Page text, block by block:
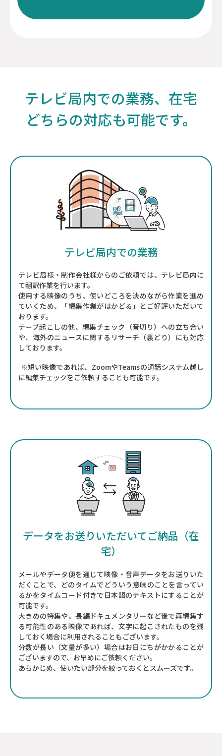
テレビ局内での業務、在宅
どちらの対応も可能です。
テレビ局内での業務
テレビ局様・制作会社様からのご依頼では、テレビ局内に
て翻訳作業を行います。
使用する映像のうち、使いどころを決めながら作業を進め
ていくため、
「編集作業がはかどる」とご好評いただいて
おります。
テープ起こしの他、編集チェック（音切り）への立ち合い
や、 海外のニュースに関するリサーチ（裏どり）にも対応
しております。
※短い映像であれば、ZoomやTeamsの通話システム越し
に編集チェックをご依頼することも可能です。
データをお送りいただいてご納品（在
宅）
メールやデータ便を通じて映像・音声データをお送りいた
だくことで、
どのタイムでどういう意味のことを言ってい
るかをタイムコード付きで日本語のテキストにすることが
可能です。
大きめの特集や、長編ドキュメンタリーなど後で再編集す
る可能性のある映像であれば、文字に起こされたものを残
しておく場合に利用されることもございます。
分数が長い（文量が多い）場合はお日にちがかかることが
ございますので、 お早めにご依頼ください。
あらかじめ、使いたい部分を絞っておくとスムーズです。